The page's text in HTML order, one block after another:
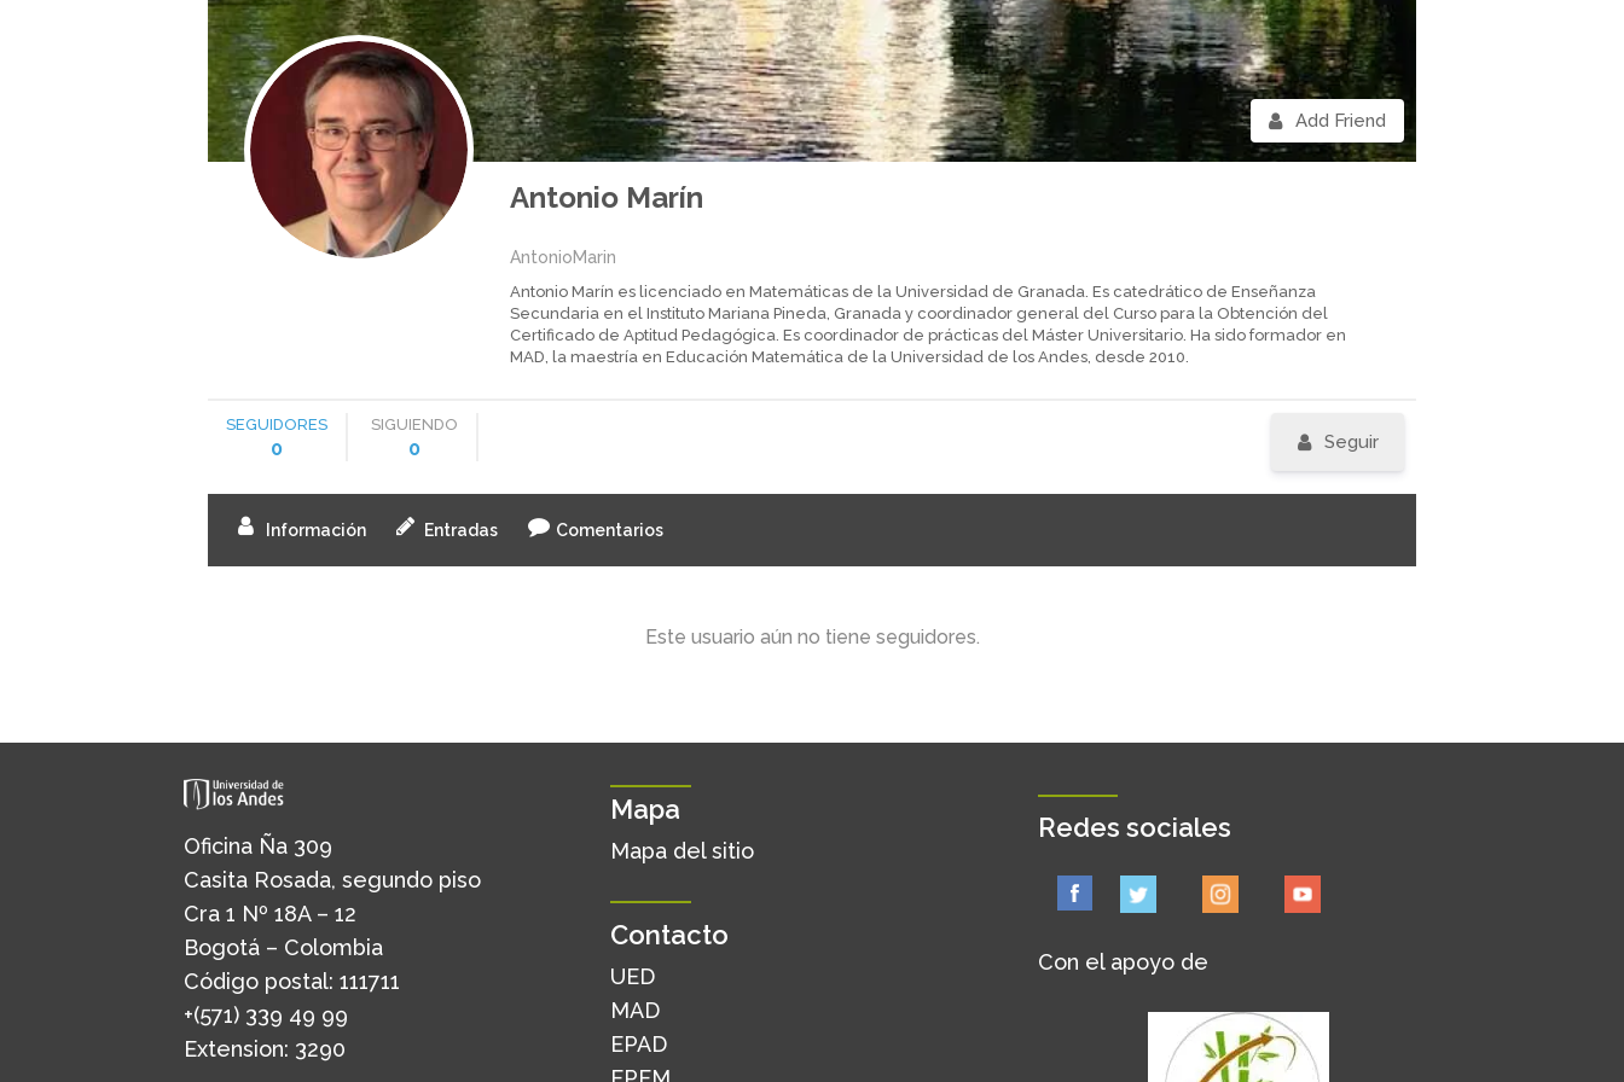
Add Friend
Antonio Marín
AntonioMarin
Antonio Marín es licenciado en Matemáticas de la Universidad de Granada. Es catedrático de Enseñanza
Secundaria en el Instituto Mariana Pineda, Granada y coordinador general del Curso para la Obtención del
Certificado de Aptitud Pedagógica. Es coordinador de prácticas del Máster Universitario. Ha sido formador en
MAD, la maestría en Educación Matemática de la Universidad de los Andes, desde 2010.
SEGUIDORES
0
SIGUIENDO
0 Seguir
Información Entradas Comentarios
Este usuario aún no tiene seguidores.
Oficina Ña 309
Casita Rosada, segundo piso
Cra 1 Nº 18A – 12
Bogotá – Colombia
Código postal: 111711
+(571) 339 49 99
Extension: 3290
Mapa
Mapa del sitio
Contacto
UED
MAD
EPAD
Redes sociales
Con el apoyo de